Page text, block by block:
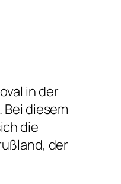
in der
diesem
die
der